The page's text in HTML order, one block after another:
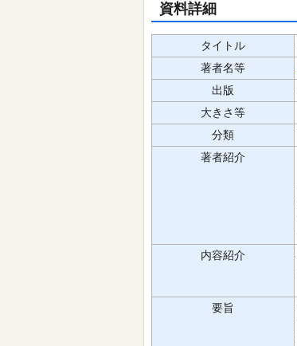
資料詳細
タイトル
著者名等
出版
大きさ等
分類
著者紹介
内容紹介
要旨